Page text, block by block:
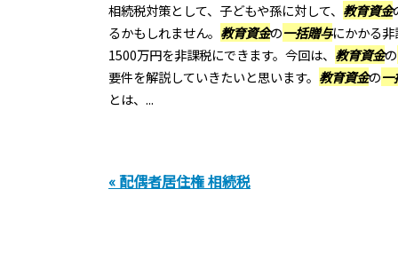
相続税対策として、子どもや孫に対して、 教育資金
るかもしれません。 教育資金の一括贈与にかかる
1500万円を非課税にできます。今回は、 教育資金の
要件を解説していきたいと思います。 教育資金の
とは、...
« 配偶者居住権 相続税